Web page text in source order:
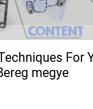
For
megye